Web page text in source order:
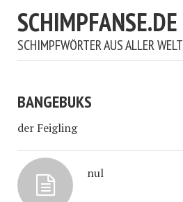
SCHIMPFANSE.DE
SCHIMPFWÖRTER AUS ALLER WELT
BANGEBUKS
der Feigling
nul